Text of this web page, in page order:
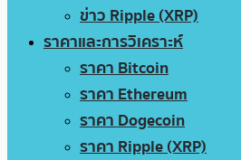
ข่าว Ripple (XRP)
ราคาและการวิเคราะห์
ราคา Bitcoin
ราคา Ethereum
ราคา Dogecoin
ราคา Ripple (XRP)